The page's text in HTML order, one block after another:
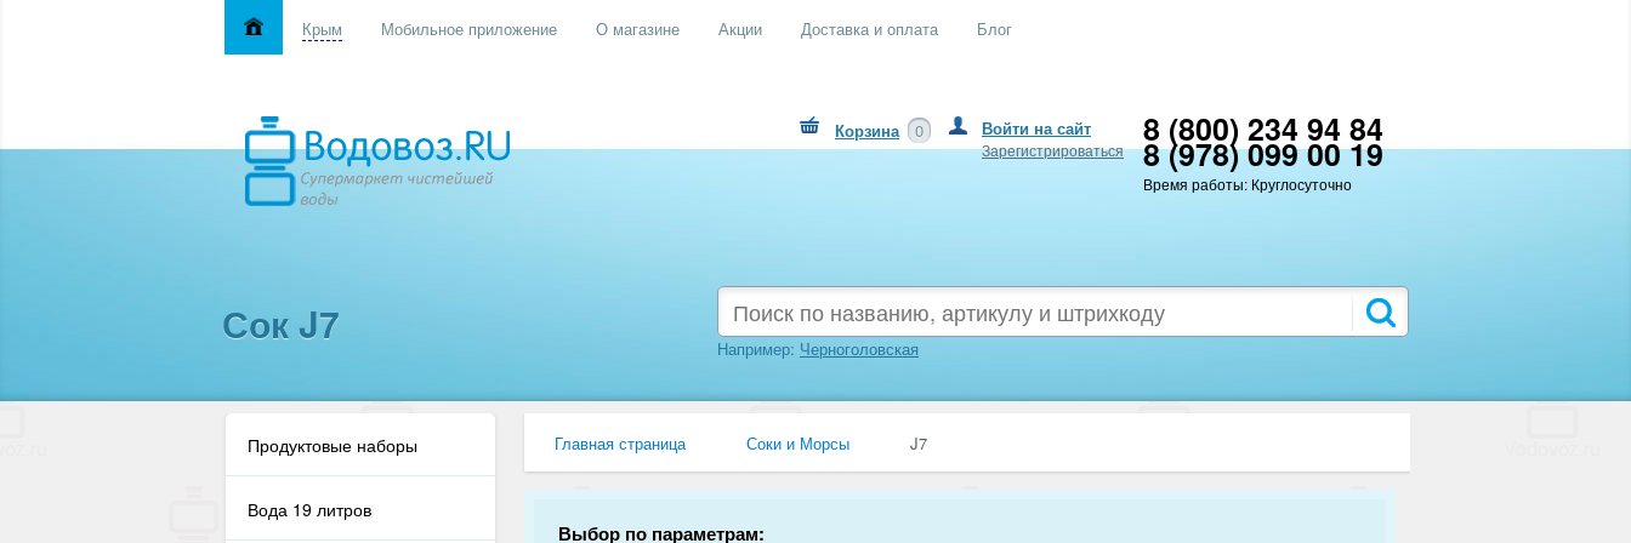
Крым Мобильное приложение О магазине Акции Доставка и оплата Блог
8 (800) 234 94 84
8 (978) 099 00 19
Время работы: Круглосуточно
Войти на сайт
Зарегистрироваться
Корзина 0
Сок J7 Например: Черноголовская
Продуктовые наборы
Вода 19 литров
Главная страница Соки и Морсы J7
Выбор по параметрам: